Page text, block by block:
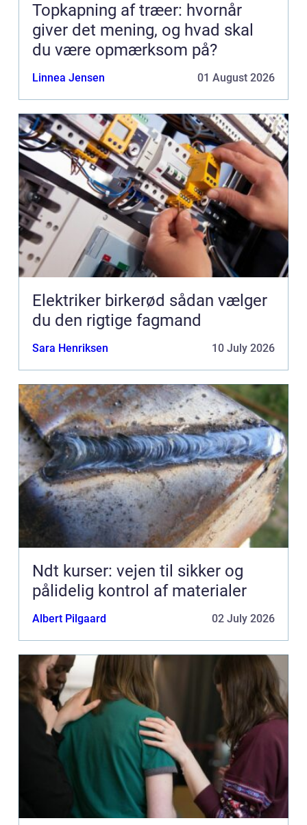
Topkapning af træer: hvornår
giver det mening, og hvad skal
du være opmærksom på?
Linnea Jensen 01 August 2026
Elektriker birkerød sådan vælger
du den rigtige fagmand
Sara Henriksen 10 July 2026
Ndt kurser: vejen til sikker og
pålidelig kontrol af materialer
Albert Pilgaard 02 July 2026